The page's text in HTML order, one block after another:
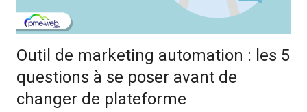
Outil de marketing automation : les 5
questions à se poser avant de
changer de plateforme